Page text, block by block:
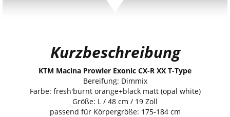
Kurzbeschreibung
KTM Macina Prowler Exonic CX-R XX T-Type
Bereifung: Dimmix
Farbe: fresh'burnt orange+black matt (opal white)
Größe: L / 48 cm / 19 Zoll
passend für Körpergröße: 175-184 cm